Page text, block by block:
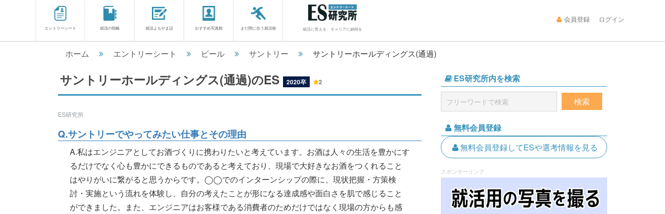
エントリーシート 就活の戦略 就活よもやま話 おすすめ写真館 まだ間に合う就活術 就活に答えを、キャリアに納得を
会員登録 ログイン
ホーム エントリーシート ビール サントリー サントリーホールディングス(通過)
サントリーホールディングス(通過)のES 2020卒 2
ES研究所
Q.サントリーでやってみたい仕事とその理由
A.私はエンジニアとしてお酒づくりに携わりたいと考えています。お酒は人々の生活を豊かにす
るだけでなく心も豊かにできるものであると考えており、現場で大好きなお酒をつくれること
はやりがいに繋がると思うからです。◯◯でのインターンシップの際に、現状把握・方策検
討・実施という流れを体験し、自分の考えたことが形になる達成感や面白さを肌で感じること
ができました。また、エンジニアはお客様である消費者のためだけではなく現場の方からも感
ES研究所内を検索
無料会員登録
無料会員登録してESや選考情報を見る
スポンサーリンク